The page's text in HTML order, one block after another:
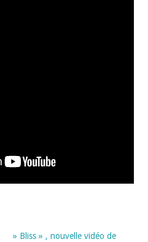
» Bliss » , nouvelle vidéo de